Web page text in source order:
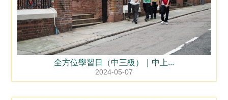
全方位學習日（中三級）｜中上...
2024-05-07